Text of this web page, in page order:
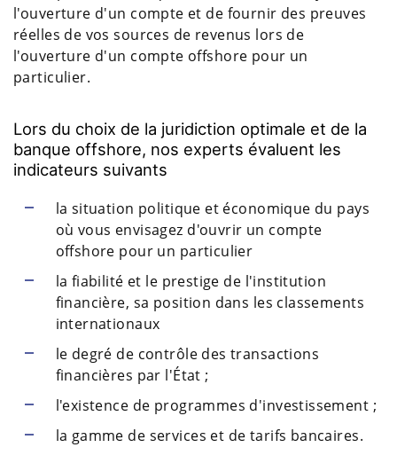
l'ouverture d'un compte et de fournir des preuves
réelles de vos sources de revenus lors de
l'ouverture d'un compte offshore pour un
particulier.
Lors du choix de la juridiction optimale et de la
banque offshore, nos experts évaluent les
indicateurs suivants
la situation politique et économique du pays
où vous envisagez d'ouvrir un compte
offshore pour un particulier
la fiabilité et le prestige de l'institution
financière, sa position dans les classements
internationaux
le degré de contrôle des transactions
financières par l'État ;
l'existence de programmes d'investissement ;
la gamme de services et de tarifs bancaires.